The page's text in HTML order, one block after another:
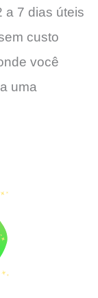
a 7 dias úteis
custo
você
uma